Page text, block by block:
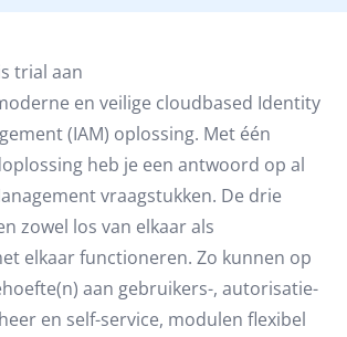
trial aan
en veilige cloudbased Identity
(IAM) oplossing. Met één
heb je een antwoord op al
vraagstukken. De drie
zowel los van elkaar als
elkaar functioneren. Zo kunnen op
aan gebruikers-, autorisatie-
en self-service, modulen flexibel